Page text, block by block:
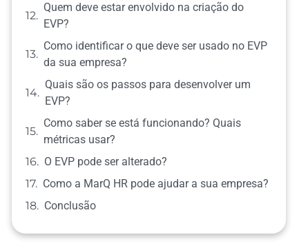
Quem deve estar envolvido na criação do
EVP?
Como identificar o que deve ser usado no EVP
da sua empresa?
Quais são os passos para desenvolver um
EVP?
Como saber se está funcionando? Quais
métricas usar?
O EVP pode ser alterado?
Como a MarQ HR pode ajudar a sua empresa?
Conclusão